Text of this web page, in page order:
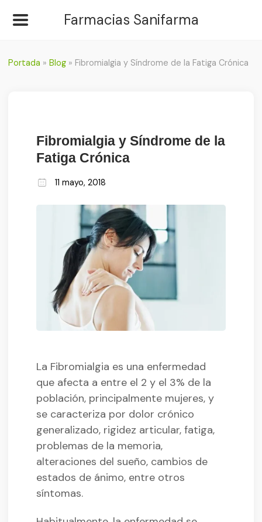
Farmacias Sanifarma
Portada »Blog » Fibromialgia y Síndrome de la Fatiga Crónica
Fibromialgia y Síndrome de la
Fatiga Crónica
11 mayo, 2018
La Fibromialgia es una enfermedad
que afecta a entre el 2 y el 3% de la
población, principalmente mujeres, y
se caracteriza por dolor crónico
generalizado, rigidez articular, fatiga,
problemas de la memoria,
alteraciones del sueño, cambios de
estados de ánimo, entre otros
síntomas.